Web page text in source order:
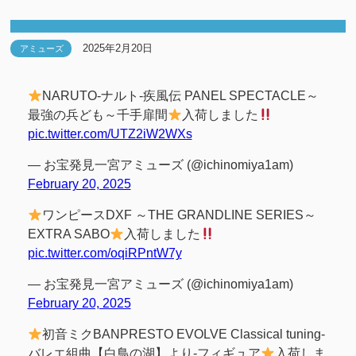
アミューズ 2025年2月20日
NARUTO-ナルト-疾風伝 PANEL SPECTACLE～
最強の兵ども～千手扉間
入荷しました
pic.twitter.com/UTZ2iW2WXs
— お宝発見一宮アミューズ (@ichinomiya1am)
February 20, 2025
ワンピースDXF ～THE GRANDLINE SERIES～
EXTRA SABO
入荷しました
pic.twitter.com/oqiRPntW7y
— お宝発見一宮アミューズ (@ichinomiya1am)
February 20, 2025
初音ミクBANPRESTO EVOLVE Classical tuning-